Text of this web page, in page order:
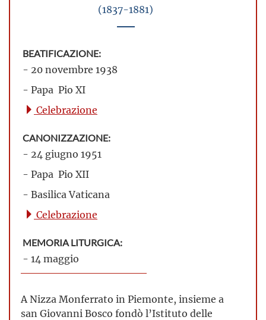
(1837-1881)
BEATIFICAZIONE:
- 20 novembre 1938
- Papa Pio XI
Celebrazione
CANONIZZAZIONE:
- 24 giugno 1951
- Papa Pio XII
- Basilica Vaticana
Celebrazione
MEMORIA LITURGICA:
- 14 maggio
A Nizza Monferrato in Piemonte, insieme a
san Giovanni Bosco fondò l’Istituto delle